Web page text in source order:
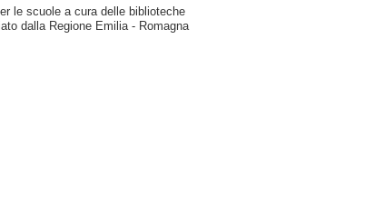
le scuole a cura delle biblioteche
dalla Regione Emilia - Romagna